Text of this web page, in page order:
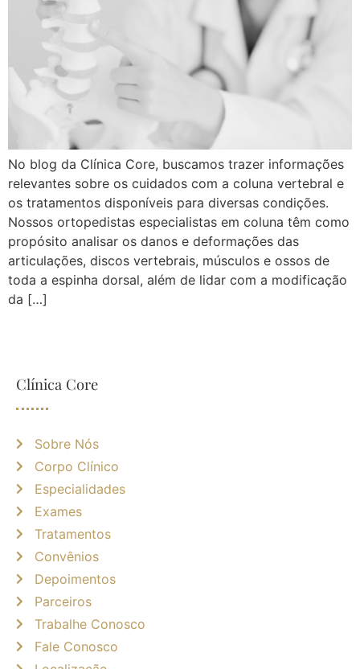
No blog da Clínica Core, buscamos trazer informações
relevantes sobre os cuidados com a coluna vertebral e
os tratamentos disponíveis para diversas condições.
Nossos ortopedistas especialistas em coluna têm como
propósito analisar os danos e deformações das
articulações, discos vertebrais, músculos e ossos de
toda a espinha dorsal, além de lidar com a modificação
da […]
Clínica Core
Sobre Nós
Corpo Clínico
Especialidades
Exames
Tratamentos
Convênios
Depoimentos
Parceiros
Trabalhe Conosco
Fale Conosco